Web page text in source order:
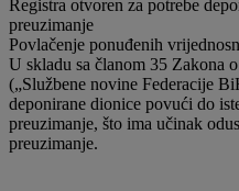
Registra otvoren za potrebe
preuzimanje
Povlačenje ponuđenih
U skladu sa članom 35 Zakona
(„Službene novine Federacije
deponirane dionice povući do
preuzimanje, što ima učinak
preuzimanje.